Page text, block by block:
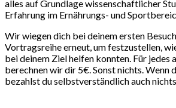
alles auf Grundlage wissenschaftlicher
Erfahrung im Ernährungs- und
Wir wiegen dich bei deinem ersten
Vortragsreihe erneut, um festzustellen,
bei deinem Ziel helfen konnten. Für jedes
berechnen wir dir 5€. Sonst nichts. Wenn
bezahlst du selbstverständlich auch